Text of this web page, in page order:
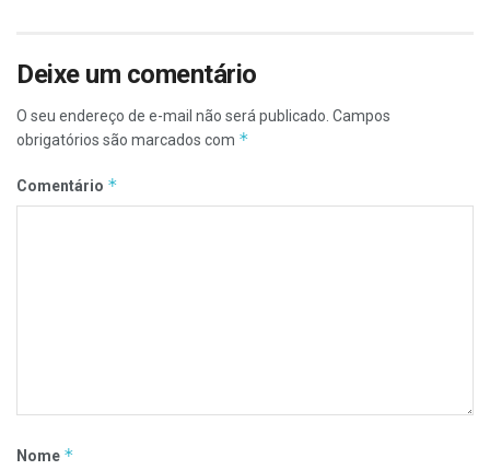
Deixe um comentário
O seu endereço de e-mail não será publicado. Campos
obrigatórios são marcados com *
Comentário *
Nome *